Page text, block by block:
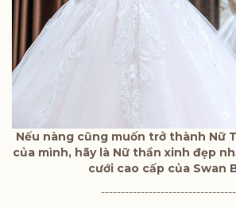
Nếu nàng cũng muốn trở thành Nữ
của mình, hãy là Nữ thần xinh đẹp
cưới cao cấp của Swan